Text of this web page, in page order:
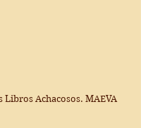
Libros Achacosos. MAEVA